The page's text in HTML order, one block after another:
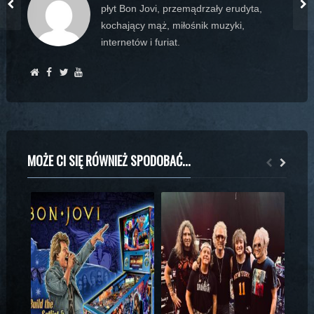
płyt Bon Jovi, przemądrzały erudyta,
kochający mąż, miłośnik muzyki,
internetów i furiat.
MOŻE CI SIĘ RÓWNIEŻ SPODOBAĆ...